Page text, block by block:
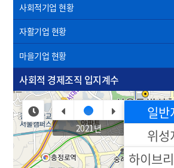
사회적기업 현황
자활기업 현황
마을기업 현황
사회적 경제조직 입지계수
2021년
일반
위성
하이브